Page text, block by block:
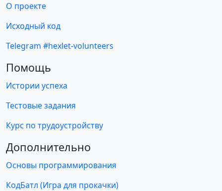
О проекте
Исходный код
Telegram #hexlet-volunteers
Помощь
Истории успеха
Тестовые задания
Курс по трудоустройству
Дополнительно
Основы программирования
КодБатл (Игра для прокачки)